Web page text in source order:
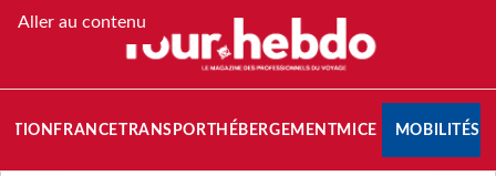
Aller au contenu
FRANCETRANSPORT HÉBERGEMENTMICE MOBILITÉS